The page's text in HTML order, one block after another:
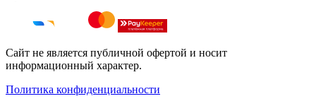
Сайт не является публичной офертой и носит
информационный характер.
Политика конфиденциальности